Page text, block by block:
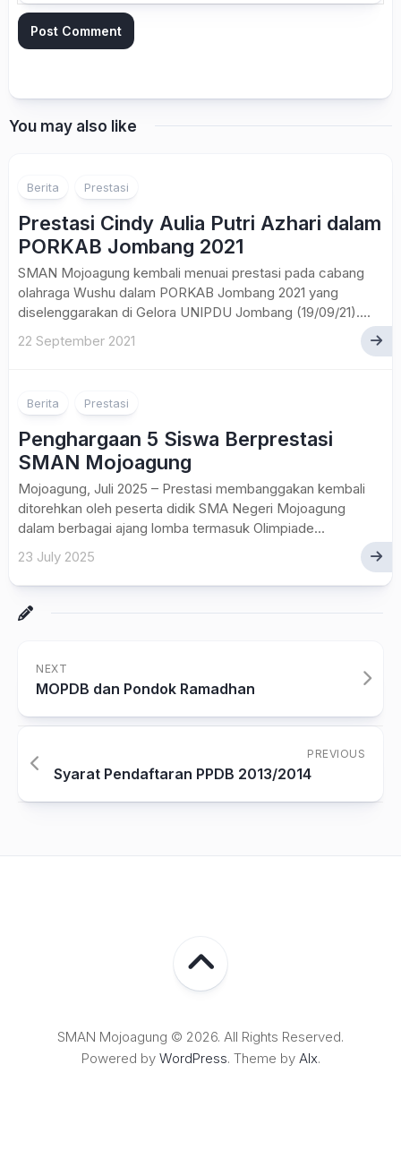
You may also like
Berita Prestasi
Prestasi Cindy Aulia Putri Azhari dalam
PORKAB Jombang 2021
SMAN Mojoagung kembali menuai prestasi pada cabang
olahraga Wushu dalam PORKAB Jombang 2021 yang
diselenggarakan di Gelora UNIPDU Jombang (19/09/21)....
22 September 2021
Berita Prestasi
Penghargaan 5 Siswa Berprestasi
SMAN Mojoagung
Mojoagung, Juli 2025 – Prestasi membanggakan kembali
ditorehkan oleh peserta didik SMA Negeri Mojoagung
dalam berbagai ajang lomba termasuk Olimpiade...
23 July 2025
NEXT
MOPDB dan Pondok Ramadhan
PREVIOUS
Syarat Pendaftaran PPDB 2013/2014
SMAN Mojoagung © 2026. All Rights Reserved.
Powered by WordPress. Theme by Alx.